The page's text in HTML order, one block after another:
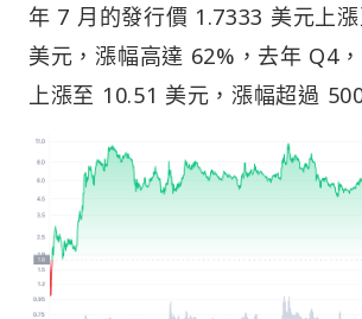
年 7 月的發行價 1.7333 美元上
美元，漲幅高達 62%，去年 Q4
上漲至 10.51 美元，漲幅超過